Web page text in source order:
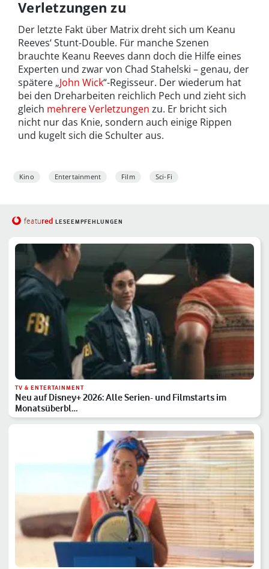
Verletzungen zu
Der letzte Fakt über Matrix dreht sich um Keanu
Reeves‘ Stunt-Double. Für manche Szenen
brauchte Keanu Reeves dann doch die Hilfe eines
Experten und zwar von Chad Stahelski – genau, der
spätere „John Wick“-Regisseur. Der wiederum hat
bei den Dreharbeiten reichlich Pech und zieht sich
gleich mehrere Verletzungen zu. Er bricht sich
nicht nur das Knie, sondern auch einige Rippen
und kugelt sich die Schulter aus.
Kino Entertainment Film Sci-Fi
featured LESEEMPFEHLUNGEN
TV & ENTERTAINMENT
Neu auf Disney+ 2026: Alle Serien- und Filmstarts im
Monatsüberbl…